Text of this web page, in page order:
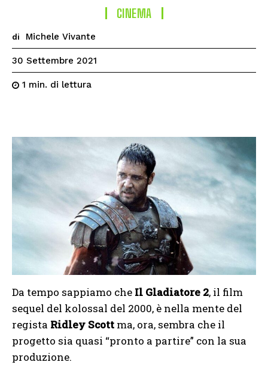
CINEMA
di Michele Vivante
30 Settembre 2021
1 min. di lettura
Da tempo sappiamo che Il Gladiatore 2, il film
sequel del kolossal del 2000, è nella mente del
regista Ridley Scott ma, ora, sembra che il
progetto sia quasi “pronto a partire” con la sua
produzione.